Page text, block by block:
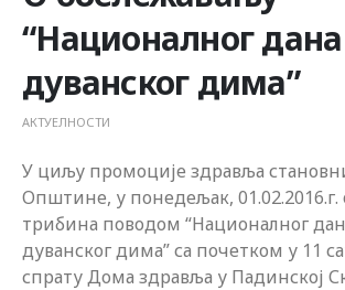
“Националног
дуванског дима”
АКТУЕЛНОСТИ
У циљу промоције здравља
Општине, у понедељак, 01.02.2016.г.
трибина поводом “Националног
дуванског дима” са почетком у 11
спрату Дома здравља у Падинској